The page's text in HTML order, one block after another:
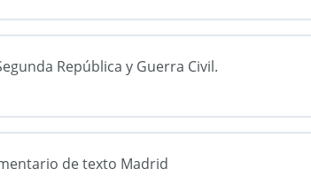
República y Guerra Civil.
de texto Madrid